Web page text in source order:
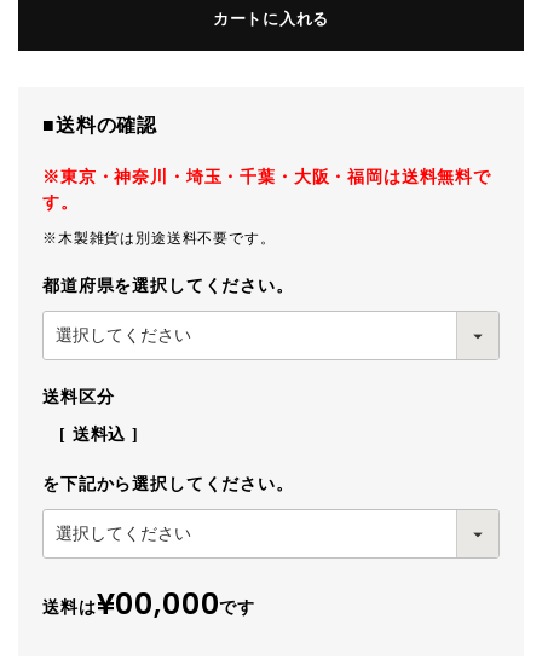
カートに入れる
■送料の確認
※東京・神奈川・埼玉・千葉・大阪・福岡は送料無料で
す。
※木製雑貨は別途送料不要です。
都道府県を選択してください。
送料区分
送料込
を下記から選択してください。
送料は¥00,000です